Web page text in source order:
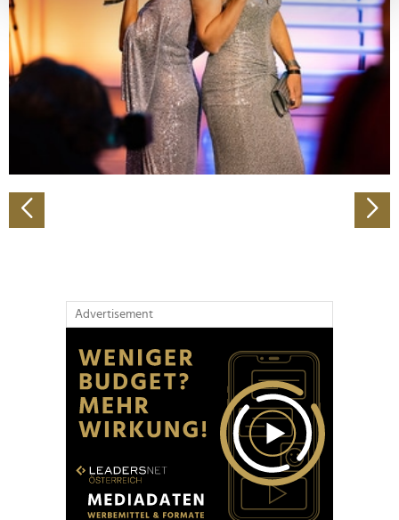
Erfahren Sie mehr darüber, wie Ihre persönlichen Daten
verarbeitet werden, und legen Sie Ihre Präferenzen im
Abschnitt Einzelheitenfest.
Wir verwenden Cookies, um Inhalte und Anzeigen zu
personalisieren, Funktionen für soziale Medien anbieten
zu können und die Zugriffe auf unsere Website zu
analysieren. Außerdem geben wir Informationen zu Ihrer
Verwendung unserer Website an unsere Partner für
soziale Medien, Werbung und Analysen weiter. Unsere
Partner führen diese Informationen möglicherweise mit
Advertisement